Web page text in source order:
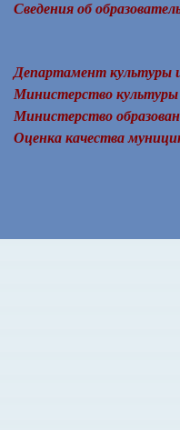
Сведения об
Департамент культуры
Министерство культуры
Министерство
Оценка качества